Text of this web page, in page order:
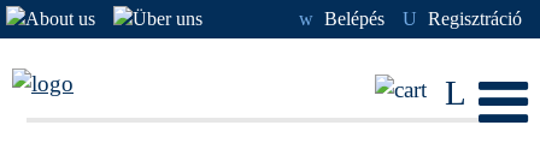
w Belépés U Regisztráció
L